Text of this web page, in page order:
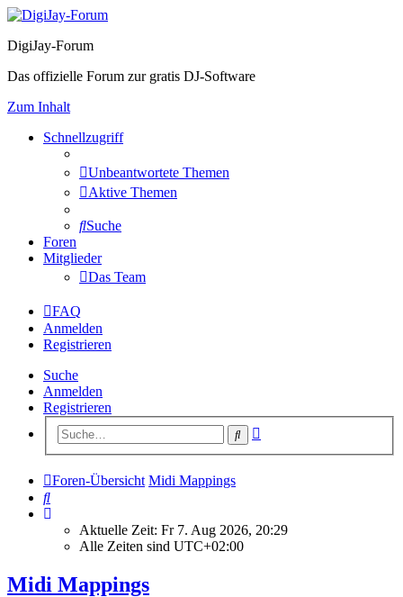
DigiJay-Forum
Das offizielle Forum zur gratis DJ-Software
Zum Inhalt
Schnellzugriff
Unbeantwortete Themen
Aktive Themen
Suche
Foren
Mitglieder
Das Team
FAQ
Anmelden
Registrieren
Suche
Anmelden
Registrieren
Suche
Foren-Übersicht Midi Mappings
Suche
Aktuelle Zeit: Fr 7. Aug 2026, 20:29
Alle Zeiten sind UTC+02:00
Midi Mappings